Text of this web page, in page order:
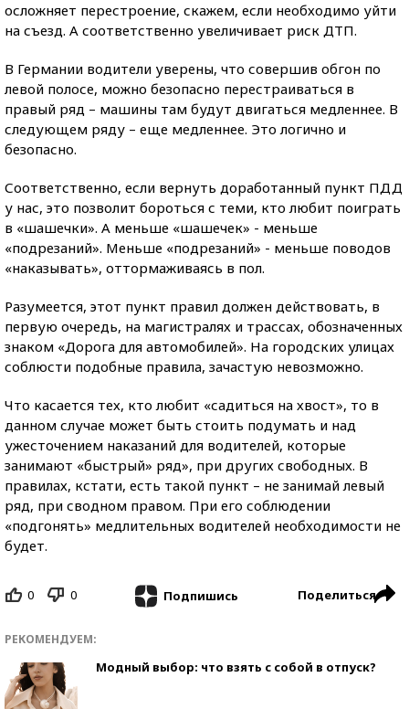
осложняет перестроение, скажем, если необходимо уйти
на съезд. А соответственно увеличивает риск ДТП.
В Германии водители уверены, что совершив обгон по
левой полосе, можно безопасно перестраиваться в
правый ряд – машины там будут двигаться медленнее. В
следующем ряду – еще медленнее. Это логично и
безопасно.
Соответственно, если вернуть доработанный пункт ПДД
у нас, это позволит бороться с теми, кто любит поиграть
в «шашечки». А меньше «шашечек» - меньше
«подрезаний». Меньше «подрезаний» - меньше поводов
«наказывать», оттормаживаясь в пол.
Разумеется, этот пункт правил должен действовать, в
первую очередь, на магистралях и трассах, обозначенных
знаком «Дорога для автомобилей». На городских улицах
соблюсти подобные правила, зачастую невозможно.
Что касается тех, кто любит «садиться на хвост», то в
данном случае может быть стоить подумать и над
ужесточением наказаний для водителей, которые
занимают «быстрый» ряд», при других свободных. В
правилах, кстати, есть такой пункт – не занимай левый
ряд, при сводном правом. При его соблюдении
«подгонять» медлительных водителей необходимости не
будет.
0 0 Подпишись Поделиться
РЕКОМЕНДУЕМ:
Модный выбор: что взять с собой в отпуск?